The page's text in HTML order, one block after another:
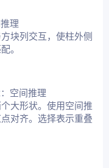
理
块列交互，使柱外侧
。
空间推理
大形状。使用空间推
对齐。选择表示重叠